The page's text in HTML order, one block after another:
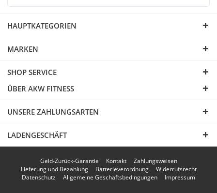
HAUPTKATEGORIEN
MARKEN
SHOP SERVICE
ÜBER AKW FITNESS
UNSERE ZAHLUNGSARTEN
LADENGESCHÄFT
Geld-Zurück-Garantie Kontakt
Zahlungsweisen
Lieferung und Bezahlung
Batterieverordnung
Widerrufsrecht
Datenschutz
Allgemeine Geschäftsbedingungen Impressum